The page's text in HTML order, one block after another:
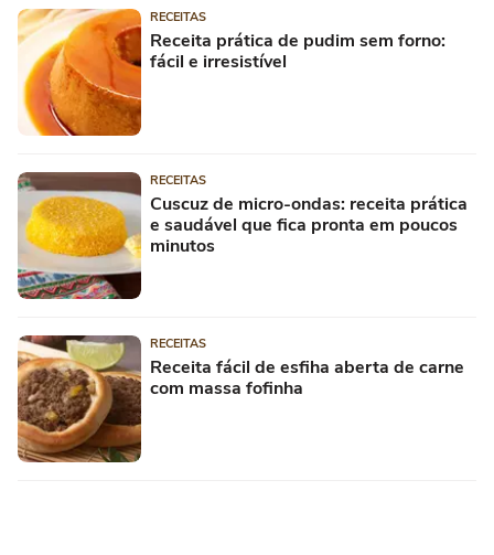
RECEITAS
Receita prática de pudim sem forno:
fácil e irresistível
RECEITAS
Cuscuz de micro-ondas: receita prática
e saudável que fica pronta em poucos
minutos
RECEITAS
Receita fácil de esfiha aberta de carne
com massa fofinha